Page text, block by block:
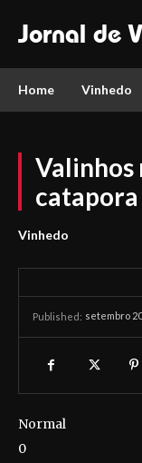
Jornal de
Home Vinhedo
Valinhos
catapora
Vinhedo
Published: setembro
Normal
0